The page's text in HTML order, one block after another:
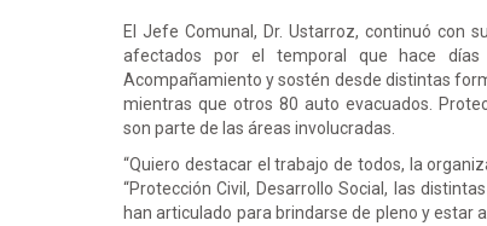
El Jefe Comunal, Dr. Ustarroz, continuó con
afectados por el temporal que hace
Acompañamiento y sostén desde distintas
mientras que otros 80 auto evacuados.
son parte de las áreas involucradas.
“Quiero destacar el trabajo de todos, la
“Protección Civil, Desarrollo Social, las
han articulado para brindarse de pleno y estar